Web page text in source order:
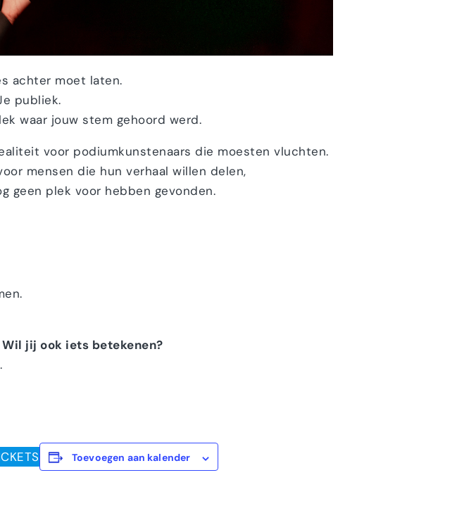
achter moet laten.
publiek.
waar jouw stem gehoord werd.
voor podiumkunstenaars die moesten vluchten.
mensen die hun verhaal willen delen,
geen plek voor hebben gevonden.
.
Wil jij ook iets betekenen?
Toevoegen aan kalender